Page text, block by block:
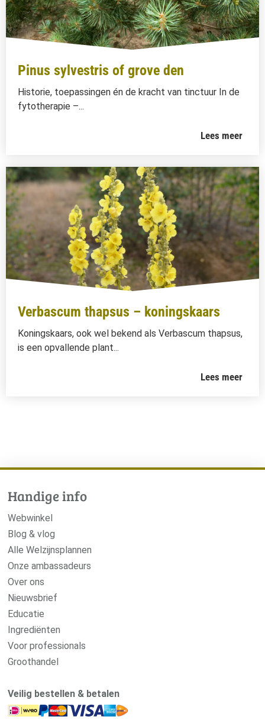
Pinus sylvestris of grove den
Historie, toepassingen én de kracht van tinctuur In de
fytotherapie –...
Lees meer
Verbascum thapsus – koningskaars
Koningskaars, ook wel bekend als Verbascum thapsus,
is een opvallende plant...
Lees meer
Handige info
Webwinkel
Blog & vlog
Alle Welzijnsplannen
Onze ambassadeurs
Over ons
Nieuwsbrief
Educatie
Ingrediënten
Voor professionals
Groothandel
Veilig bestellen & betalen